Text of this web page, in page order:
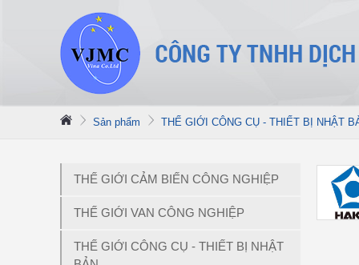
Sản phẩm THẾ GIỚI CÔNG CỤ - THIẾT BỊ NHẬT
THẾ GIỚI CẢM BIẾN CÔNG NGHIỆP
THẾ GIỚI VAN CÔNG NGHIỆP
THẾ GIỚI CÔNG CỤ - THIẾT BỊ NHẬT